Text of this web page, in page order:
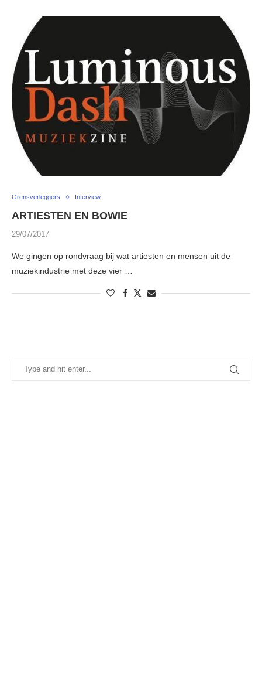
Grensverleggers Interview
ARTIESTEN EN BOWIE
29/07/2017
We gingen op rondvraag bij wat artiesten en mensen uit de
muziekindustrie met deze vier …